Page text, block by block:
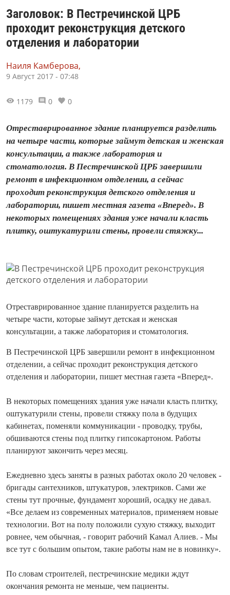
Заголовок: В Пестречинской ЦРБ
проходит реконструкция детского
отделения и лаборатории
Наиля Камберова,
9 Август 2017 - 07:48
1179 0 0
Отреставрированное здание планируется разделить
на четыре части, которые займут детская и женская
консультации, а также лаборатория и
стоматология. В Пестречинской ЦРБ завершили
ремонт в инфекционном отделении, а сейчас
проходит реконструкция детского отделения и
лаборатории, пишет местная газета «Вперед». В
некоторых помещениях здания уже начали класть
плитку, оштукатурили стены, провели стяжку...
Отреставрированное здание планируется разделить на
четыре части, которые займут детская и женская
консультации, а также лаборатория и стоматология.
В Пестречинской ЦРБ завершили ремонт в инфекционном
отделении, а сейчас проходит реконструкция детского
отделения и лаборатории, пишет местная газета «Вперед».
В некоторых помещениях здания уже начали класть плитку,
оштукатурили стены, провели стяжку пола в будущих
кабинетах, поменяли коммуникации - проводку, трубы,
обшиваются стены под плитку гипсокартоном. Работы
планируют закончить через месяц.
Ежедневно здесь заняты в разных работах около 20 человек -
бригады сантехников, штукатуров, электриков. Сами же
стены тут прочные, фундамент хороший, осадку не давал.
«Все делаем из современных материалов, применяем новые
технологии. Вот на полу положили сухую стяжку, выходит
ровнее, чем обычная, - говорит рабочий Камал Алиев. - Мы
все тут с большим опытом, такие работы нам не в новинку».
По словам строителей, пестречинские медики ждут
окончания ремонта не меньше, чем пациенты.